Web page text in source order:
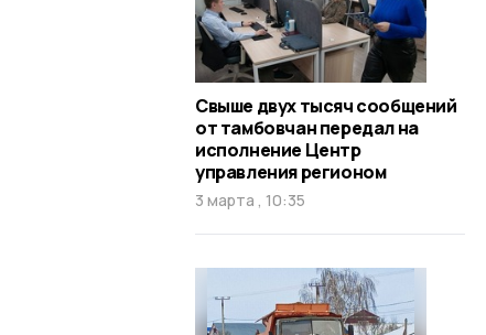
Свыше двух тысяч сообщений
от тамбовчан передал на
исполнение Центр
управления регионом
3 марта , 10:35